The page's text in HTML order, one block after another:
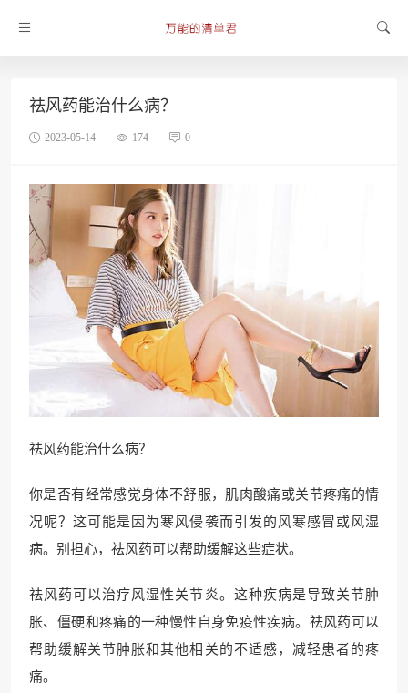
祛风药能治什么病？
2023-05-14 174 0
祛风药能治什么病？
你是否有经常感觉身体不舒服，肌肉酸痛或关节疼痛的情
况呢？这可能是因为寒风侵袭而引发的风寒感冒或风湿
病。别担心，祛风药可以帮助缓解这些症状。
祛风药可以治疗风湿性关节炎。这种疾病是导致关节肿
胀、僵硬和疼痛的一种慢性自身免疫性疾病。祛风药可以
帮助缓解关节肿胀和其他相关的不适感，减轻患者的疼
痛。